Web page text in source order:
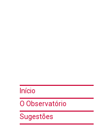
Início
O Observatório
Sugestões